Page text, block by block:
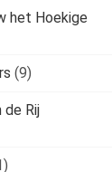
het Hoekige
(9)
de Rij